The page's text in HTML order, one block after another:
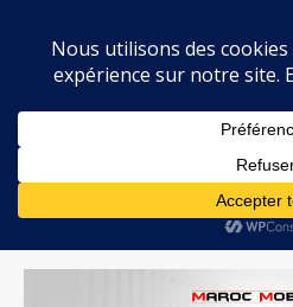
MAROC
INFOS